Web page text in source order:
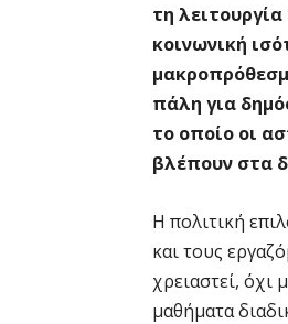
τη
κοινωνική
πάλη για
το οποίο οι
βλέπουν στα
Η πολιτική
και τους
χρειαστεί, όχι
μαθήματα